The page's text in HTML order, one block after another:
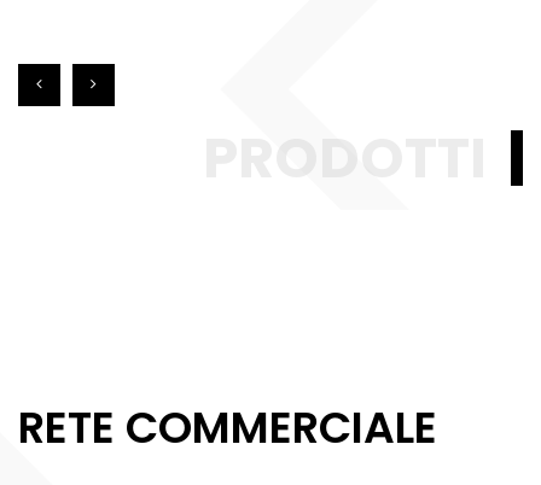
RETE COMMERCIALE